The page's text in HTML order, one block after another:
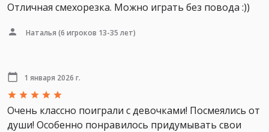
Отличная смехорезка. Можно играть без повода :))
Наталья (6 игроков 13-35 лет)
1 января 2026 г.
Очень классно поиграли с девочками! Посмеялись от
души! Особенно понравилось придумывать свои